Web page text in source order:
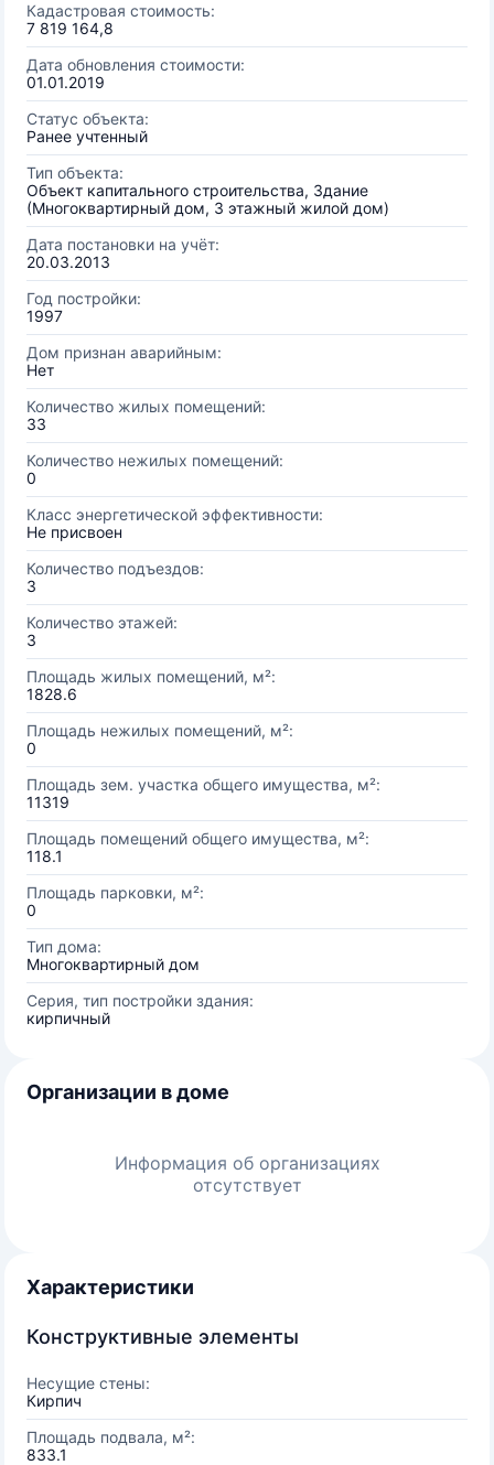
Кадастровая стоимость:
7 819 164,8
Дата обновления стоимости:
01.01.2019
Статус объекта:
Ранее учтенный
Тип объекта:
Объект капитального строительства, Здание
(Многоквартирный дом, 3 этажный жилой дом)
Дата постановки на учёт:
20.03.2013
Год постройки:
1997
Дом признан аварийным:
Нет
Количество жилых помещений:
33
Количество нежилых помещений:
0
Класс энергетической эффективности:
Не присвоен
Количество подъездов:
3
Количество этажей:
3
Площадь жилых помещений, м²:
1828.6
Площадь нежилых помещений, м²:
0
Площадь зем. участка общего имущества, м²:
11319
Площадь помещений общего имущества, м²:
118.1
Площадь парковки, м²:
0
Тип дома:
Многоквартирный дом
Серия, тип постройки здания:
кирпичный
Организации в доме
Информация об организациях
отсутствует
Характеристики
Конструктивные элементы
Несущие стены:
Кирпич
Площадь подвала, м²:
833.1